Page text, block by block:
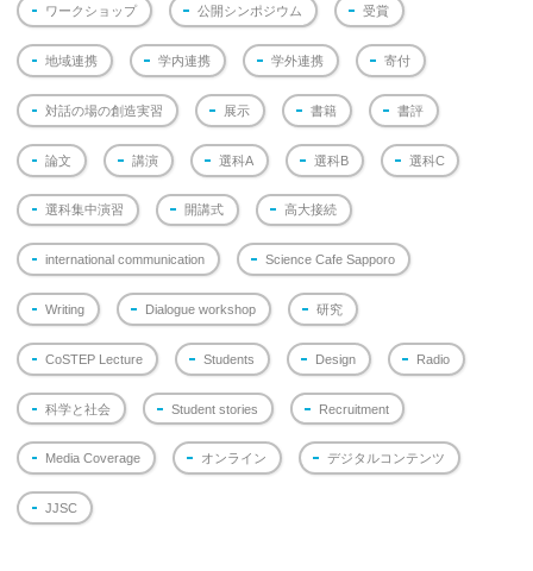
ワークショップ 公開シンポジウム 受賞
地域連携 学内連携 学外連携 寄付
対話の場の創造実習 展示 書籍 書評
論文 講演 選科A 選科B 選科C
選科集中演習 開講式 高大接続
international communication Science Cafe Sapporo
Writing Dialogue workshop 研究
CoSTEP Lecture Students Design Radio
科学と社会 Student stories Recruitment
Media Coverage オンライン デジタルコンテンツ
JJSC